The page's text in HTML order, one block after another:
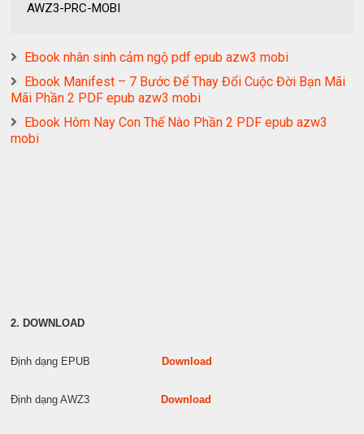
AWZ3-PRC-MOBI
Ebook nhân sinh cảm ngộ pdf epub azw3 mobi
Ebook Manifest – 7 Bước Để Thay Đổi Cuộc Đời Bạn Mãi
Mãi Phần 2 PDF epub azw3 mobi
Ebook Hôm Nay Con Thế Nào Phần 2 PDF epub azw3
mobi
2. DOWNLOAD
Định dạng EPUB Download
Định dạng AWZ3 Download